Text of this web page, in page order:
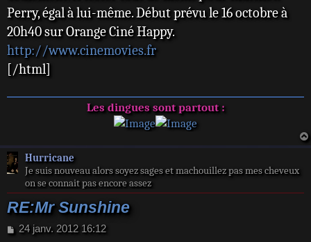
Perry, égal à lui-même. Début prévu le 16 octobre à
20h40 sur Orange Ciné Happy.
http://www.cinemovies.fr
[/html]
Les dingues sont partout :
Hurricane
Je suis nouveau alors soyez sages et machouillez pas mes cheveux
on se connait pas encore assez
RE:Mr Sunshine
M
24 janv. 2012 16:12